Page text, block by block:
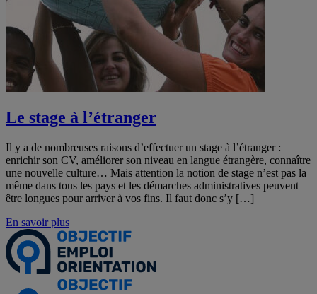
Le stage à l’étranger
Il y a de nombreuses raisons d’effectuer un stage à l’étranger :
enrichir son CV, améliorer son niveau en langue étrangère, connaître
une nouvelle culture… Mais attention la notion de stage n’est pas la
même dans tous les pays et les démarches administratives peuvent
être longues pour arriver à vos fins. Il faut donc s’y […]
En savoir plus